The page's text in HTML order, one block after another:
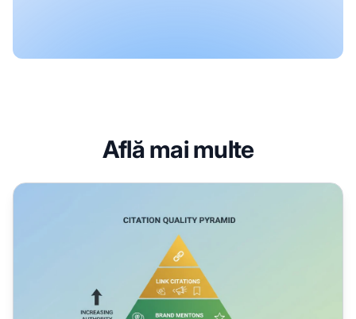
Află mai multe
Metrici de Calitate a Citărilor: Nu Toate Mențiunile AI Sunt